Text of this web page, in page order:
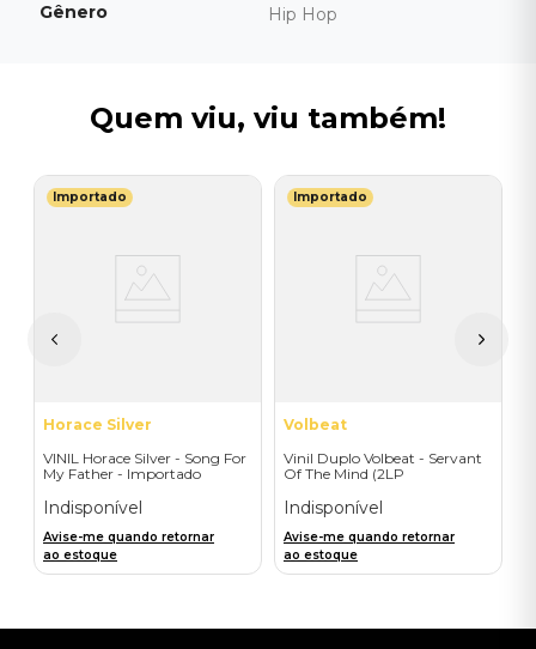
Gênero Hip Hop
Quem viu, viu também!
Importado
Horace Silver
VINIL Horace Silver - Song For
My Father - Importado
Indisponível
Avise-me quando retornar
ao estoque
Importado
Volbeat
Vinil Duplo Volbeat - Servant
Of The Mind (2LP
Importado
Indisponível
Avise-me quando retornar
ao estoque